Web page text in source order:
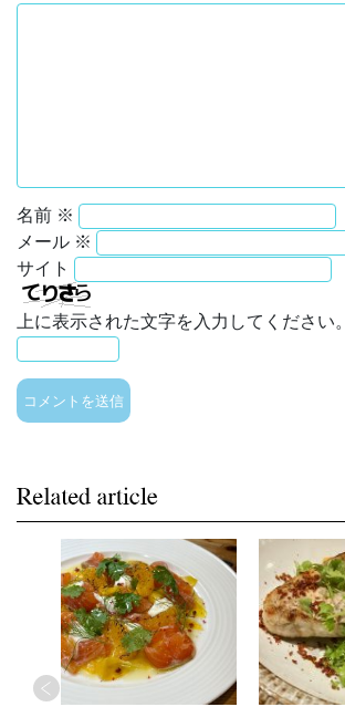
名前 ※
メール ※
サイト
上に表示された文字を入力してください。